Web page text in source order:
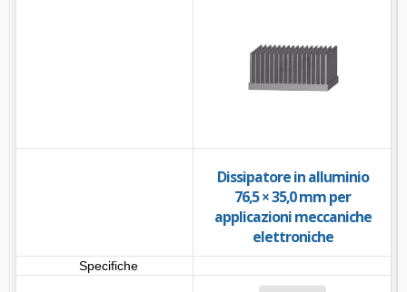
Dissipatore in alluminio
76,5 × 35,0 mm per
applicazioni meccaniche
elettroniche